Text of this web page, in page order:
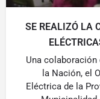
SE REALIZÓ LA
Una colaboración
la Nación, el
Eléctrica de la